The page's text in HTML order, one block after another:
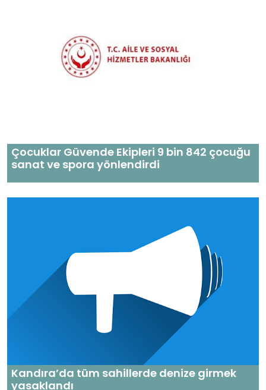
Çocuklar Güvende Ekipleri 9 bin 842 çocuğu
sanat ve spora yönlendirdi
Kandıra’da tüm sahillerde denize girmek
yasaklandı